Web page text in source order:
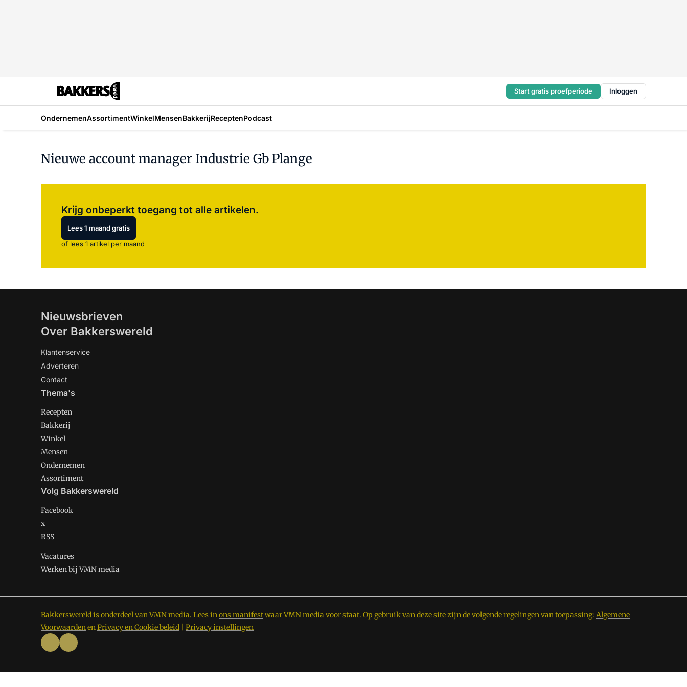
Start gratis proefperiode Inloggen
OndernemenAssortimentWinkelMensenBakkerijReceptenPodcast
Nieuwe account manager Industrie Gb Plange
Krijg onbeperkt toegang tot alle artikelen.
Lees 1 maand gratis
of lees 1 artikel per maand
Nieuwsbrieven
Over Bakkerswereld
Klantenservice
Adverteren
Contact
Thema's
Recepten
Bakkerij
Winkel
Mensen
Ondernemen
Assortiment
Volg Bakkerswereld
Facebook
x
RSS
Vacatures
Werken bij VMN media
Bakkerswereld is onderdeel van VMN media. Lees inons manifestwaar VMN media voor staat. Op gebruik van deze site zijn de volgende regelingen van toepassing: Algemene
VoorwaardenenPrivacy en Cookie beleid Privacy instellingen